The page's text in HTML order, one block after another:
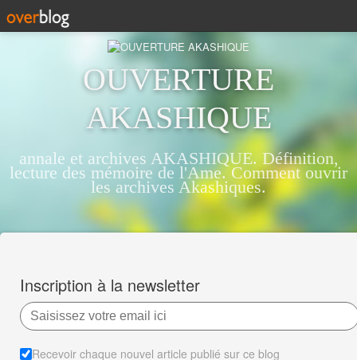
OUVERTURE
AKASHIQUE
annale et archives AKASHIQUE. Définition,
lecture des mémoire de l'Ame. Comment ouvrir
les archives Akashiques.
Inscription à la newsletter
Recevoir chaque nouvel article publié sur ce blog